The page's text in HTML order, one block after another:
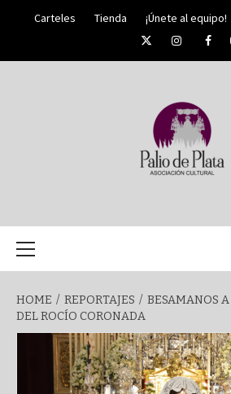
Carteles Tienda ¡Únete al equipo!
TwitterInstagram
HOME REPORTAJES
BESAMANOS
DEL ROCÍO CORONADA